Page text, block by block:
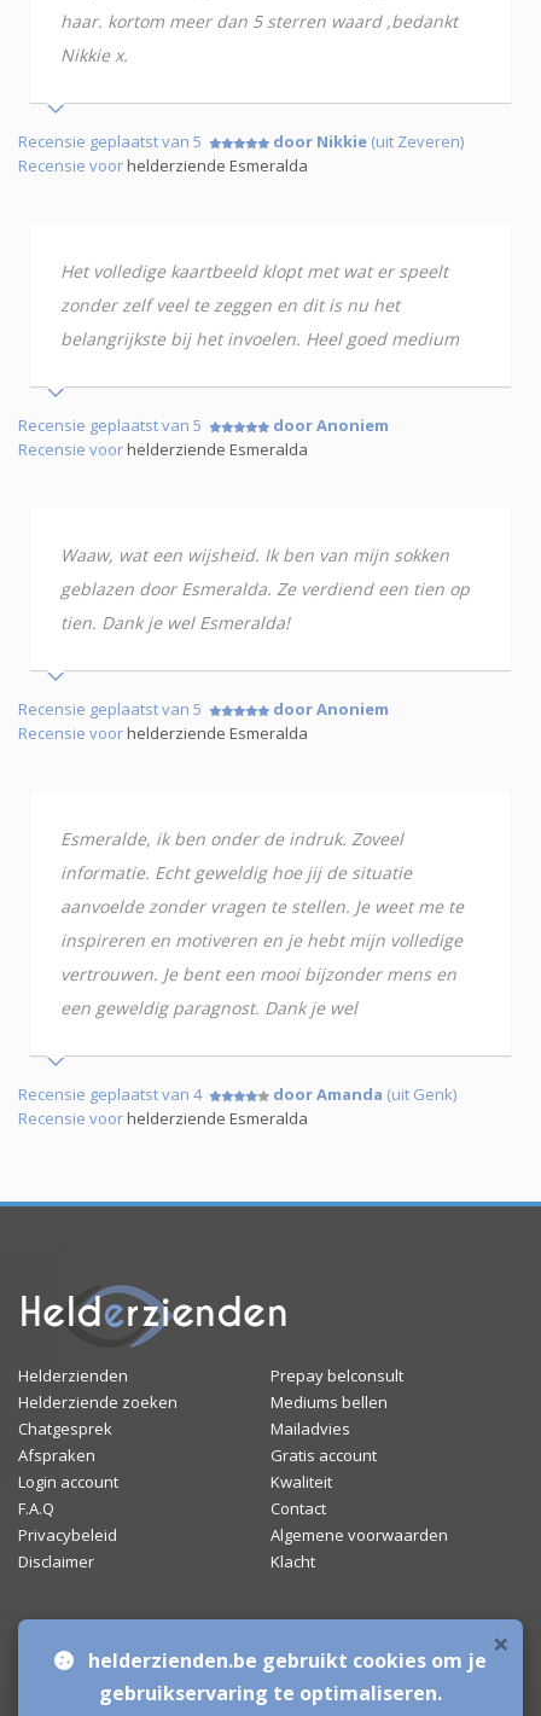
haar. kortom meer dan 5 sterren waard ,bedankt
Nikkie x.
Recensie geplaatst van 5 door Nikkie (uit Zeveren)
Recensie voorhelderziende Esmeralda
Het volledige kaartbeeld klopt met wat er speelt
zonder zelf veel te zeggen en dit is nu het
belangrijkste bij het invoelen. Heel goed medium
Recensie geplaatst van 5
door Anoniem
Recensie voorhelderziende Esmeralda
Waaw, wat een wijsheid. Ik ben van mijn sokken
geblazen door Esmeralda. Ze verdiend een tien op
tien. Dank je wel Esmeralda!
Recensie geplaatst van 5
door Anoniem
Recensie voorhelderziende Esmeralda
Esmeralde, ik ben onder de indruk. Zoveel
informatie. Echt geweldig hoe jij de situatie
aanvoelde zonder vragen te stellen. Je weet me te
inspireren en motiveren en je hebt mijn volledige
vertrouwen. Je bent een mooi bijzonder mens en
een geweldig paragnost. Dank je wel
Recensie geplaatst van 4 door Amanda (uit Genk)
Recensie voorhelderziende Esmeralda
Helderzienden
Prepay belconsult
Helderziende zoeken
Mediums bellen
Chatgesprek
Mailadvies
Afspraken
Gratis account
Login account
Kwaliteit
F.A.Q
Contact
Privacybeleid
Algemene voorwaarden
Disclaimer
Klacht
Mediumchat
×
helderzienden.be gebruikt cookies om je
gebruikservaring te optimaliseren.